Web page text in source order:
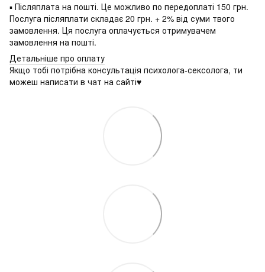
▪ Післяплата на пошті. Це можливо по передоплаті 150 грн.
Послуга післяплати складає 20 грн. + 2% від суми твого
замовлення. Ця послуга оплачується отримувачем
замовлення на пошті.
Детальніше про оплату
Якщо тобі потрібна консультація психолога-сексолога, ти
можеш написати в чат на сайті♥